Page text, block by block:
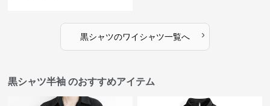
黒シャツのワイシャツ一覧へ ›
黒シャツ半袖 のおすすめアイテム